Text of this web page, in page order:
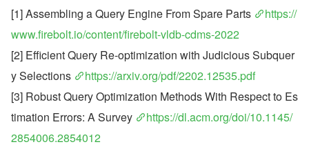
[1] Assembling a Query Engine From Spare Parts
https://
www.firebolt.io/content/firebolt-vldb-cdms-2022
[2] Efficient Query Re-optimization with Judicious Subquer
y Selections
https://arxiv.org/pdf/2202.12535.pdf
[3] Robust Query Optimization Methods With Respect to Es
timation Errors: A Survey
https://dl.acm.org/doi/10.1145/
2854006.2854012